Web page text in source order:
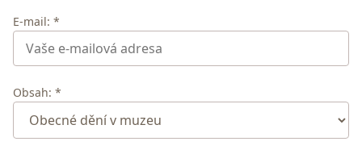
E-mail: *
Obsah: *